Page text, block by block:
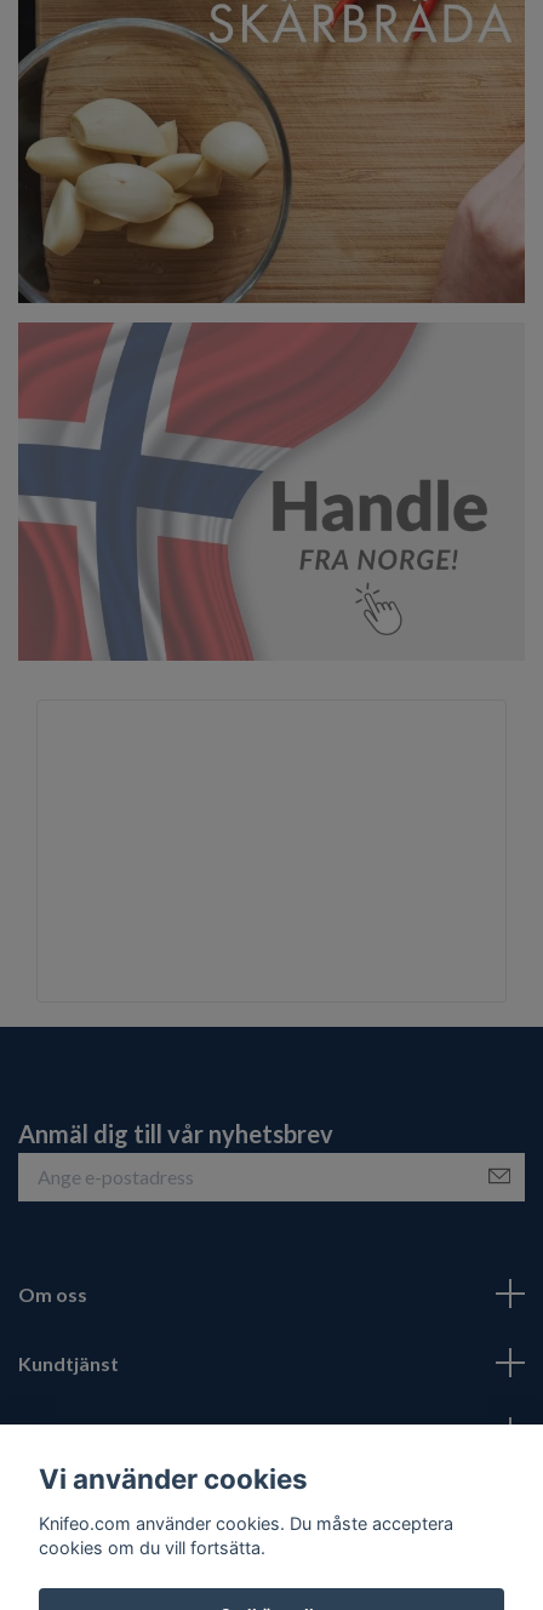
Anmäl dig till vår nyhetsbrev
Om oss
Kundtjänst
Fotmeny
Vi använder cookies
Knifeo.com använder cookies. Du måste acceptera
cookies om du vill fortsätta.